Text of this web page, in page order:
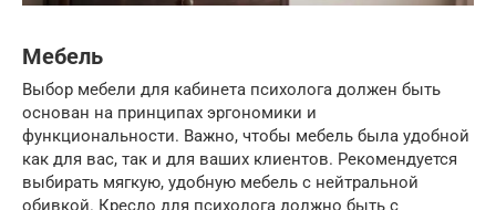
Мебель
Выбор мебели для кабинета психолога должен быть
основан на принципах эргономики и
функциональности. Важно, чтобы мебель была удобной
как для вас, так и для ваших клиентов. Рекомендуется
выбирать мягкую, удобную мебель с нейтральной